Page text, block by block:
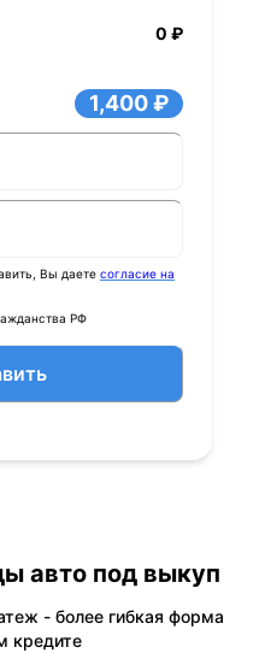
0 ₽
1,400 ₽
Вы даете согласие на
РФ
авто под выкуп
- более гибкая форма
кредите